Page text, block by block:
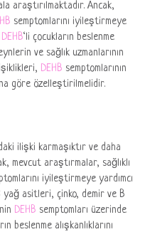
araştırılmaktadır. Ancak,
semptomlarını iyileştirmeye
DEHB‘li çocukların beslenme
ve sağlık uzmanlarının
DEHB semptomlarının
göre özelleştirilmelidir.
ilişki karmaşıktır ve daha
mevcut araştırmalar, sağlıklı
iyileştirmeye yardımcı
yağ asitleri, çinko, demir ve B
DEHB semptomları üzerinde
beslenme alışkanlıklarını